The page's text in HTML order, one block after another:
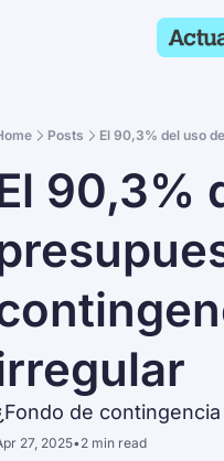
Posts El 90,3% del uso
90,3%
de
27, 2025•2 min read